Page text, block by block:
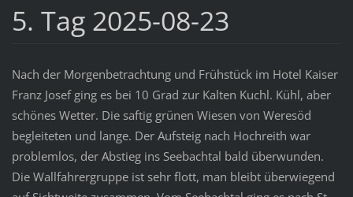
5. Tag 2025-08-23
Nach der Morgenbetrachtung und Frühstück im Hotel Kaiser
Franz Josef ging es bei 10 Grad zur Kalten Kuchl. Kühl, aber
schönes Wetter. Die saftig grünen Wiesen von Weresöd
begleiteten und lange. Der Aufsteig nach Hochreith war
problemlos, der Abstieg ins Seebachtal bald überwunden.
Die Wallfahrergruppe ist sehr flott, man bleibt überwiegend